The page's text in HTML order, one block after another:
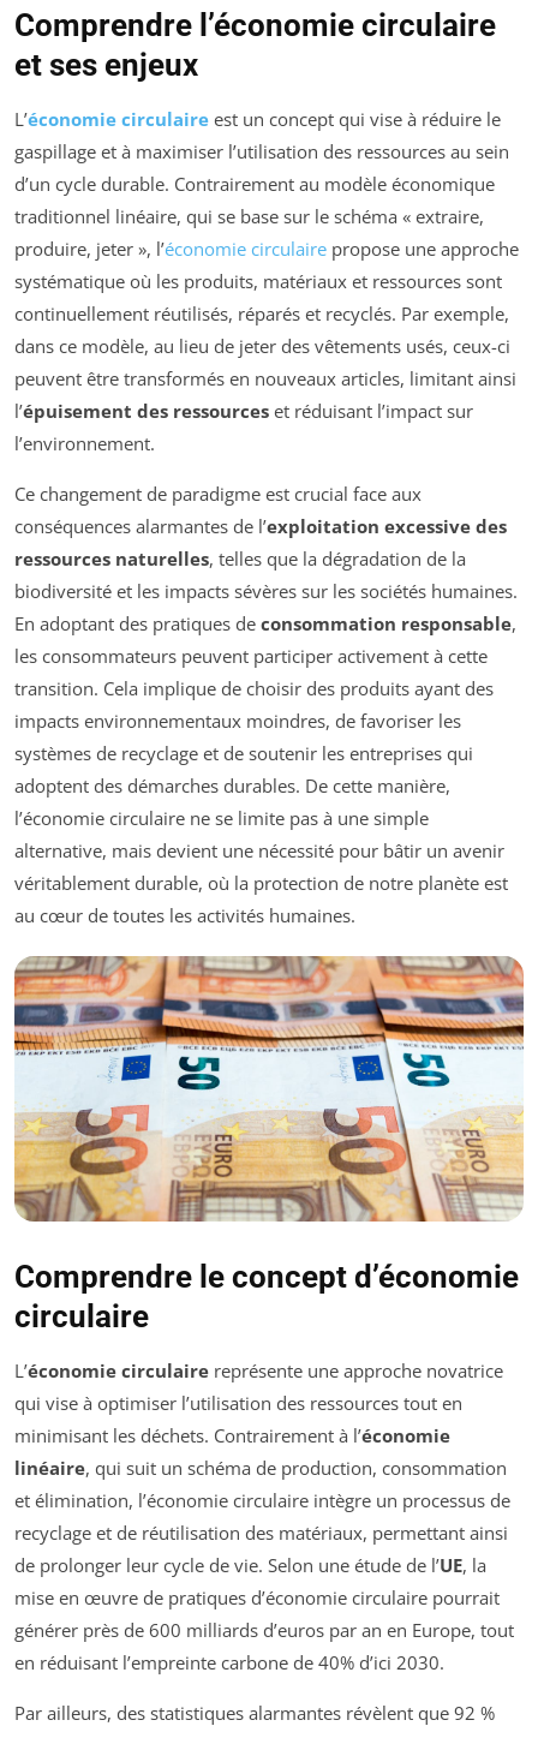
Comprendre l’économie circulaire
et ses enjeux
L’économie circulaire est un concept qui vise à réduire le
gaspillage et à maximiser l’utilisation des ressources au sein
d’un cycle durable. Contrairement au modèle économique
traditionnel linéaire, qui se base sur le schéma « extraire,
produire, jeter », l’économie circulaire propose une approche
systématique où les produits, matériaux et ressources sont
continuellement réutilisés, réparés et recyclés. Par exemple,
dans ce modèle, au lieu de jeter des vêtements usés, ceux-ci
peuvent être transformés en nouveaux articles, limitant ainsi
l’épuisement des ressources et réduisant l’impact sur
l’environnement.
Ce changement de paradigme est crucial face aux
conséquences alarmantes de l’exploitation excessive des
ressources naturelles, telles que la dégradation de la
biodiversité et les impacts sévères sur les sociétés humaines.
En adoptant des pratiques de consommation responsable,
les consommateurs peuvent participer activement à cette
transition. Cela implique de choisir des produits ayant des
impacts environnementaux moindres, de favoriser les
systèmes de recyclage et de soutenir les entreprises qui
adoptent des démarches durables. De cette manière,
l’économie circulaire ne se limite pas à une simple
alternative, mais devient une nécessité pour bâtir un avenir
véritablement durable, où la protection de notre planète est
au cœur de toutes les activités humaines.
Comprendre le concept d’économie
circulaire
L’économie circulaire représente une approche novatrice
qui vise à optimiser l’utilisation des ressources tout en
minimisant les déchets. Contrairement à l’économie
linéaire, qui suit un schéma de production, consommation
et élimination, l’économie circulaire intègre un processus de
recyclage et de réutilisation des matériaux, permettant ainsi
de prolonger leur cycle de vie. Selon une étude de l’UE, la
mise en œuvre de pratiques d’économie circulaire pourrait
générer près de 600 milliards d’euros par an en Europe, tout
en réduisant l’empreinte carbone de 40% d’ici 2030.
Par ailleurs, des statistiques alarmantes révèlent que 92 %